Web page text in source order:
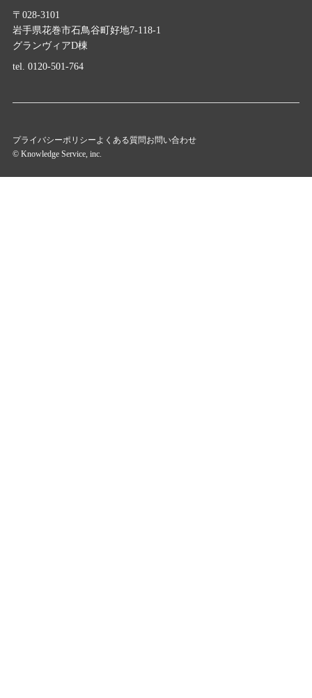
〒028-3101
岩手県花巻市石鳥谷町好地7-118-1
グランヴィアD棟
tel. 0120-501-764
プライバシーポリシーよくある質問お問い合わせ
© Knowledge Service, inc.